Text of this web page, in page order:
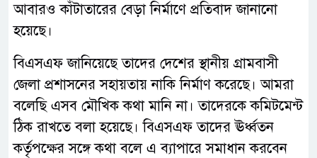
আবারও কাঁটাতারের বেড়া নির্মাণে প্রতিবাদ জানানো
হয়েছে।
বিএসএফ জানিয়েছে তাদের দেশের স্থানীয় গ্রামবাসী
জেলা প্রশাসনের সহায়তায় নাকি নির্মাণ করেছে। আমরা
বলেছি এসব মৌখিক কথা মানি না। তাদেরকে কমিটমেন্ট
ঠিক রাখতে বলা হয়েছে। বিএসএফ তাদের ঊর্ধ্বতন
কর্তৃপক্ষের সঙ্গে কথা বলে এ ব্যাপারে সমাধান করবেন